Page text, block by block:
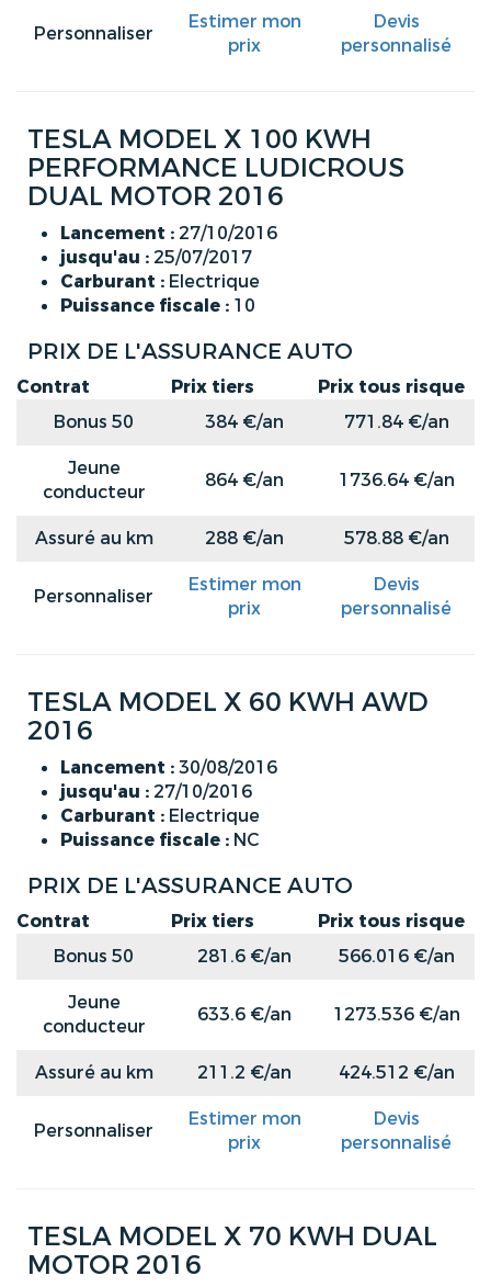
Personnaliser
Estimer mon
prix
Devis
personnalisé
TESLA MODEL X 100 KWH
PERFORMANCE LUDICROUS
DUAL MOTOR 2016
Lancement : 27/10/2016
jusqu'au : 25/07/2017
Carburant : Electrique
Puissance fiscale : 10
PRIX DE L'ASSURANCE AUTO
Contrat Prix tiers
Prix tous risque
Bonus 50
384 €/an
771.84 €/an
Jeune
conducteur
864 €/an 1736.64 €/an
Assuré au km 288 €/an 578.88 €/an
Personnaliser
Estimer mon
prix
Devis
personnalisé
TESLA MODEL X 60 KWH AWD
2016
Lancement :30/08/2016
jusqu'au : 27/10/2016
Carburant : Electrique
Puissance fiscale : NC
PRIX DE L'ASSURANCE AUTO
Contrat Prix tiers
Prix tous risque
Bonus 50
281.6 €/an
566.016 €/an
Jeune
conducteur
633.6 €/an 1273.536 €/an
Assuré au km 211.2 €/an 424.512 €/an
Personnaliser
Estimer mon
prix
Devis
personnalisé
TESLA MODEL X 70 KWH DUAL
MOTOR 2016